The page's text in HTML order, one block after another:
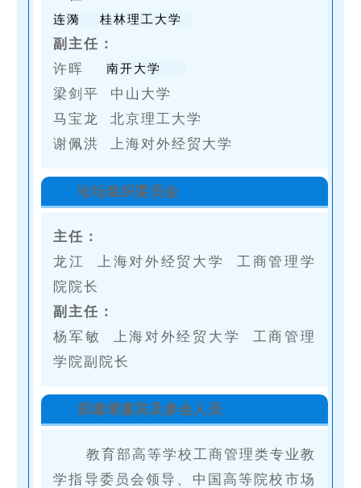
连漪桂林理工大学
副主任：
许晖南开大学
梁剑平 中山大学
马宝龙 北京理工大学
谢佩洪 上海对外经贸大学
论坛组织委员会
主任：
龙江 上海对外经贸大学 工商管理学
院院长
副主任：
杨军敏 上海对外经贸大学 工商管理
学院副院长
拟邀请嘉宾及参会人员
教育部高等学校工商管理类专业教
学指导委员会领导、中国高等院校市场